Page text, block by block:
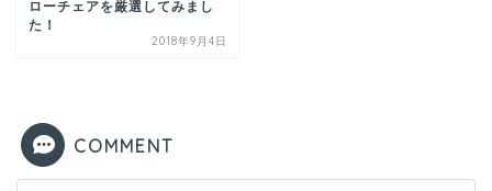
ローチェアを厳選してみまし
た！
2018年9月4日
COMMENT